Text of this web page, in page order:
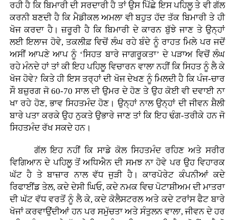
ਰਹੀ ਹੈ ਕਿ ਬਿਮਾਰੀ ਦੀ ਸਰਦਾਰੀ ਹੈ ਤਾਂ ਉਸ ਪਿੱਛੇ ਇਸ ਪਹਿਲੂ ਤੇ ਵੀ ਗੱਲ
ਕਰਨੀ ਬਣਦੀ ਹੈ ਕਿ ਮੈਡੀਕਲ ਅਮਲਾ ਵੀ ਬਹੁਤ ਹੱਦ ਤੱਕ ਬਿਮਾਰੀ ਤੇ ਹੀ
ਖੋਜ ਕਰਦਾ ਹੈ। ਜ਼ਰੂਰੀ ਹੈ ਕਿ ਬਿਮਾਰੀ ਦੇ ਕਾਰਨ ਬੁੱਝੇ ਜਾਣ ਤੇ ਉਨ੍ਹਾਂ
ਲਈ ਇਲਾਜ ਹੋਵੇ, ਤਕਲੀਫ਼ ਵਿਚੋਂ ਲੰਘ ਰਹੇ ਬੰਦੇ ਨੂੰ ਰਾਹਤ ਮਿਲੇ ਪਰ ਜਦੋਂ
ਅਸੀਂ ਆਪਣੇ ਆਪ ਨੂੰ ‘ਸਿਹਤ ਬਾਰੇ ਜਾਗਰੂਕਤਾ’ ਦੇ ਪੜਾਅ ਵਿਚੋਂ ਲੰਘ
ਰਹੇ ਮੰਨਦੇ ਹਾਂ ਤਾਂ ਕੀ ਇਹ ਪਹਿਲੂ ਵਿਚਾਰਨ ਵਾਲਾ ਨਹੀਂ ਕਿ ਸਿਹਤ ਨੂੰ ਲੈ ਕੇ
ਖੋਜ ਹੋਵੇ? ਕਿਤੇ ਹੀ ਇਸ ਤਰ੍ਹਾਂ ਦੀ ਖੋਜ ਦੇਖਣ ਨੂੰ ਮਿਲਦੀ ਹੈ ਕਿ ਪੰਜ-ਚਾਰ
ਸੌ ਬਜ਼ੁਰਗ ਜੋ 60-70 ਸਾਲ ਦੀ ਉਮਰ ਦੇ ਹੋਣ ਤੇ ਉਹ ਕੋਈ ਵੀ ਦਵਾਈ ਨਾ
ਖਾ ਰਹੇ ਹੋਣ, ਭਾਵ ਸਿਹਤਮੰਦ ਹੋਣ। ਉਨ੍ਹਾਂ ਨਾਲ ਉਨ੍ਹਾਂ ਦੀ ਜੀਵਨ ਸ਼ੈਲੀ
ਬਾਰੇ ਪਤਾ ਕਰਕੇ ਉਹ ਨੁਕਤੇ ਉਭਾਰੇ ਜਾਣ ਤਾਂ ਕਿ ਇਹ ਢੰਗ-ਤਰੀਕੇ ਹਨ ਜੋ
ਸਿਹਤਮੰਦ ਰੱਖ ਸਕਦੇ ਹਨ।
ਗੱਲ ਇਹ ਨਹੀਂ ਕਿ ਸਾਡੇ ਕੋਲ ਸਿਹਤਮੰਦ ਰਹਿਣ ਅਤੇ ਸਰੀਰ
ਵਿਗਿਆਨ ਦੇ ਪਹਿਲੂ ਤੋਂ ਅਧਿਐਨ ਦੀ ਸਮਝ ਨਾ ਹੋਵੇ ਪਰ ਉਹ ਵਿਹਾਰਕ
ਘੱਟ ਹੈ ਤੇ ਬਾਜ਼ਾਰ ਨਾਲ ਵੱਧ ਜੁੜੀ ਹੈ। ਕਾਰਪੋਰੇਟ ਕੰਪਨੀਆਂ ਕਦੇ
ਰਿਫਾਈਂਡ ਤੇਲ, ਕਦੇ ਦੇਸੀ ਘਿਓ, ਕਦੇ ਨਮਕ ਵਿਚ ਪੋਟਾਸ਼ੀਅਮ ਦੀ ਮਾਤਰਾ
ਦੀ ਘੱਟ ਵੱਧ ਵਰਤੋਂ ਨੂੰ ਲੈ ਕੇ, ਕਦੇ ਕੋਲੈਸਟਰਲ ਅਤੇ ਕਦੇ ਟਰਾਂਸ ਫੈਟ ਬਾਰੇ
ਖੋਜਾਂ ਕਰਵਾਉਂਦੀਆਂ ਹਨ ਪਰ ਸਮੁੱਚਤਾ ਅਤੇ ਸੰਤੁਲਨ ਵਾਲਾ, ਜੀਵਨ ਦੇ ਹਰ